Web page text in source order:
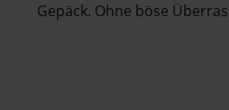
Gepäck. Ohne böse